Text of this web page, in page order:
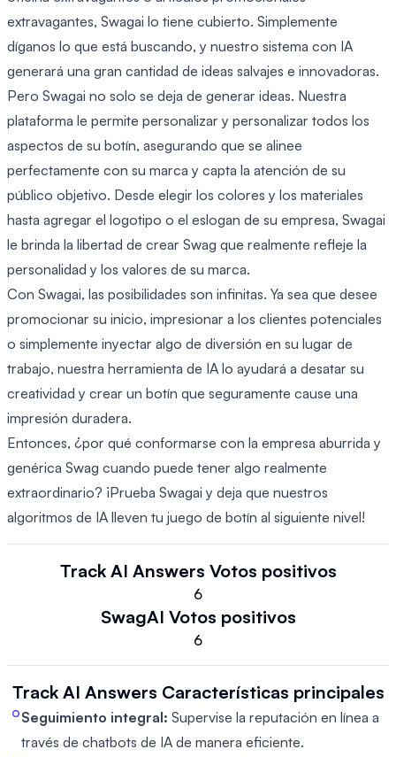
extravagantes, Swagai lo tiene cubierto. Simplemente
díganos lo que está buscando, y nuestro sistema con IA
generará una gran cantidad de ideas salvajes e innovadoras.
Pero Swagai no solo se deja de generar ideas. Nuestra
plataforma le permite personalizar y personalizar todos los
aspectos de su botín, asegurando que se alinee
perfectamente con su marca y capta la atención de su
público objetivo. Desde elegir los colores y los materiales
hasta agregar el logotipo o el eslogan de su empresa, Swagai
le brinda la libertad de crear Swag que realmente refleje la
personalidad y los valores de su marca.
Con Swagai, las posibilidades son infinitas. Ya sea que desee
promocionar su inicio, impresionar a los clientes potenciales
o simplemente inyectar algo de diversión en su lugar de
trabajo, nuestra herramienta de IA lo ayudará a desatar su
creatividad y crear un botín que seguramente cause una
impresión duradera.
Entonces, ¿por qué conformarse con la empresa aburrida y
genérica Swag cuando puede tener algo realmente
extraordinario? ¡Prueba Swagai y deja que nuestros
algoritmos de IA lleven tu juego de botín al siguiente nivel!
Track AI Answers Votos positivos
6
SwagAI Votos positivos
6
Track AI Answers Características principales
Seguimiento integral: Supervise la reputación en línea a
través de chatbots de IA de manera eficiente.